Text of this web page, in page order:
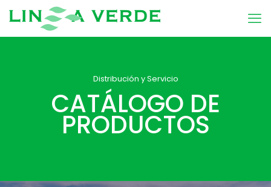
Distribución y Servicio
CATÁLOGO DE
PRODUCTOS